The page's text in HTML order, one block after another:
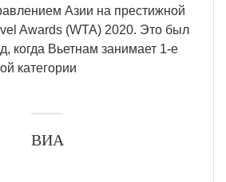
Азии на престижной
Awards (WTA) 2020. Это был
когда Вьетнам занимает 1-е
категории
ВИА